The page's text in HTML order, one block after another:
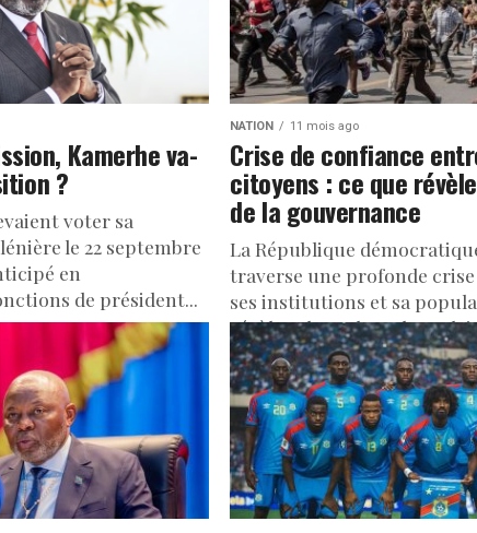
Kamerhe va-
?
voter sa
le 22 septembre
en
de président...
NATION 11 mois ago
Crise de confiance
citoyens : ce que
de la gouvernance
La République
traverse une profonde
ses institutions et sa
révèlent l’ampleur du